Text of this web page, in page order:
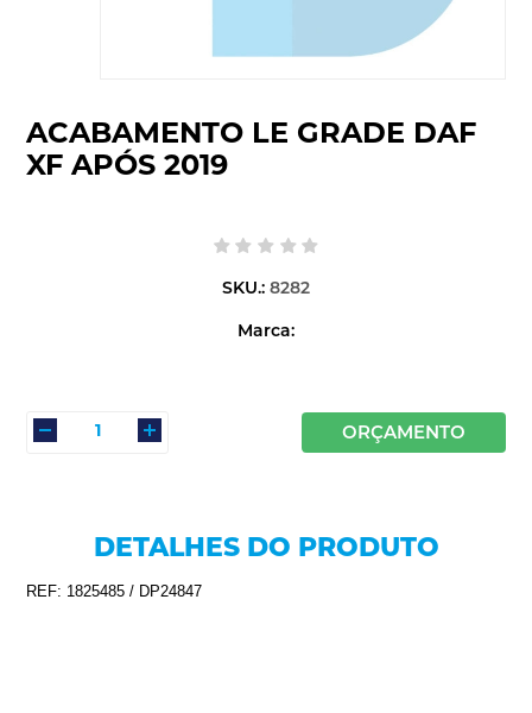
ACABAMENTO LE GRADE DAF
XF APÓS 2019
SKU.: 8282
Marca:
ORÇAMENTO
DETALHES DO PRODUTO
REF: 1825485 / DP24847